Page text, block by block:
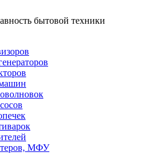
бытовой техники
МФУ